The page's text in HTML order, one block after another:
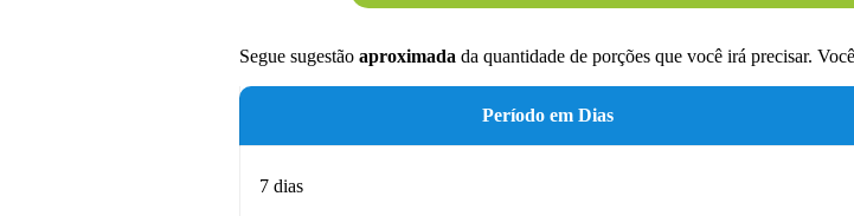
Segue sugestão aproximada da quantidade de porções que você irá precisar.
Período em Dias
7 dias